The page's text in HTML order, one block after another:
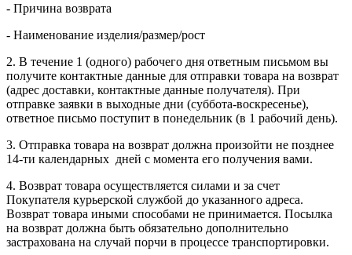
- Причина возврата
- Наименование изделия/размер/рост
2. В течение 1 (одного) рабочего дня ответным письмом вы
получите контактные данные для отправки товара на возврат
(адрес доставки, контактные данные получателя). При
отправке заявки в выходные дни (суббота-воскресенье),
ответное письмо поступит в понедельник (в 1 рабочий день).
3. Отправка товара на возврат должна произойти не позднее
14-ти календарных дней с момента его получения вами.
4. Возврат товара осуществляется силами и за счет
Покупателя курьерской службой до указанного адреса.
Возврат товара иными способами не принимается. Посылка
на возврат должна быть обязательно дополнительно
застрахована на случай порчи в процессе транспортировки.